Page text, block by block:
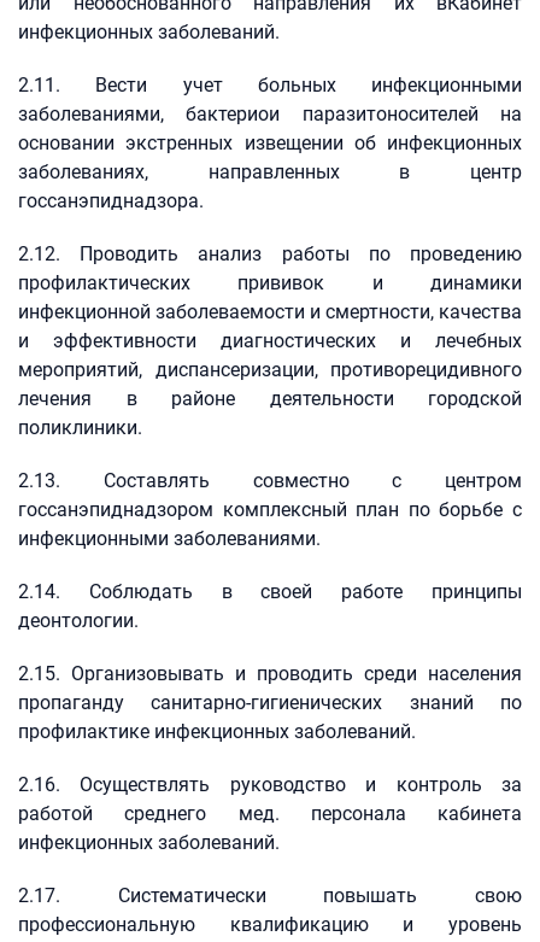
инфекционных заболеваний.
2.11. Вести учет больных инфекционными
заболеваниями, бактериои паразитоносителей на
основании экстренных извещении об инфекционных
заболеваниях, направленных в центр
госсанэпиднадзора.
2.12. Проводить анализ работы по проведению
профилактических прививок и динамики
инфекционной заболеваемости и смертности, качества
и эффективности диагностических и лечебных
мероприятий, диспансеризации, противорецидивного
лечения в районе деятельности городской
поликлиники.
2.13. Составлять совместно с центром
госсанэпиднадзором комплексный план по борьбе с
инфекционными заболеваниями.
2.14. Соблюдать в своей работе принципы
деонтологии.
2.15. Организовывать и проводить среди населения
пропаганду санитарно-гигиенических знаний по
профилактике инфекционных заболеваний.
2.16. Осуществлять руководство и контроль за
работой среднего мед. персонала кабинета
инфекционных заболеваний.
2.17. Систематически повышать свою
профессиональную квалификацию и уровень